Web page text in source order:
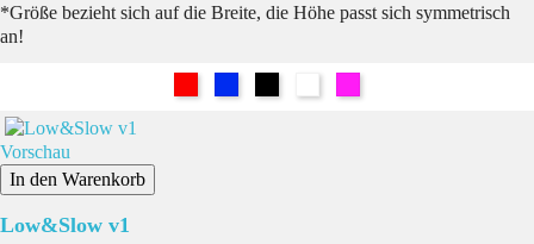
*Größe bezieht sich auf die Breite, die Höhe passt sich symmetrisch
an!
Vorschau
In den Warenkorb
Low&Slow v1